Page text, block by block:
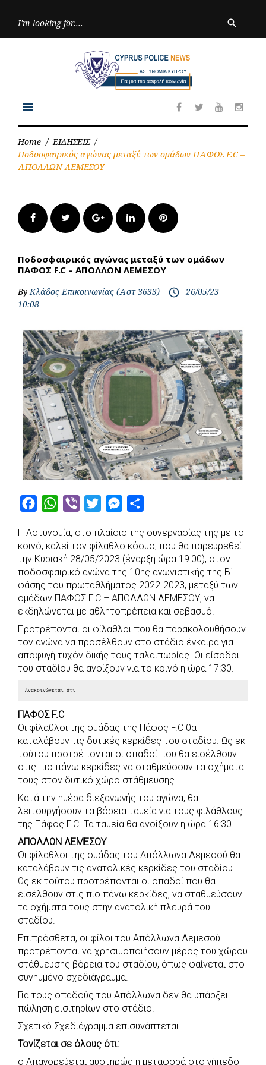
search
Facebook
TwitterYoutube
menu
Home / ΕΙΔΗΣΕΙΣ /
Ποδοσφαιρικός αγώνας μεταξύ των ομάδων ΠΑΦΟΣ F.C –
ΑΠΟΛΛΩΝ ΛΕΜΕΣΟΥ
FacebookTwitter Google+LinkedInPinterest
Ποδοσφαιρικός αγώνας μεταξύ των ομάδων
ΠΑΦΟΣ F.C – ΑΠΟΛΛΩΝ ΛΕΜΕΣΟΥ
ByΚλάδος Επικοινωνίας (Αστ 3633) access_time 26/05/23
10:08
c
e
b
o
o
k
W
a
t
s
A
p
b
e
i
t
t
e
s
s
e
n
g
e
r
a
r
e
Η Αστυνομία, στο πλαίσιο της συνεργασίας της με το
κοινό, καλεί τον φίλαθλο κόσμο, που θα παρευρεθεί
την Κυριακή 28/05/2023 (έναρξη ώρα 19:00), στον
ποδοσφαιρικό αγώνα της 10ης αγωνιστικής της Β΄
φάσης του πρωταθλήματος 2022-2023, μεταξύ των
ομάδων ΠΑΦΟΣ F.C – ΑΠΟΛΛΩΝ ΛΕΜΕΣΟΥ, να
εκδηλώνεται με αθλητοπρέπεια και σεβασμό.
Προτρέπονται οι φίλαθλοι που θα παρακολουθήσουν
τον αγώνα να προσέλθουν στο στάδιο έγκαιρα για
αποφυγή τυχόν δικής τους ταλαιπωρίας. Οι είσοδοι
του σταδίου θα ανοίξουν για το κοινό η ώρα 17:30.
Ανακοινώνεται ότι
ΠΑΦΟΣ F.C
Οι φίλαθλοι της ομάδας της Πάφος F.C θα
καταλάβουν τις δυτικές κερκίδες του σταδίου. Ως εκ
τούτου προτρέπονται οι οπαδοί που θα εισέλθουν
στις πιο πάνω κερκίδες να σταθμεύσουν τα οχήματα
τους στον δυτικό χώρο στάθμευσης.
Κατά την ημέρα διεξαγωγής του αγώνα, θα
λειτουργήσουν τα βόρεια ταμεία για τους φιλάθλους
της Πάφος F.C. Τα ταμεία θα ανοίξουν η ώρα 16:30.
ΑΠΟΛΛΩΝ ΛΕΜΕΣΟΥ
Οι φίλαθλοι της ομάδας του Απόλλωνα Λεμεσού θα
καταλάβουν τις ανατολικές κερκίδες του σταδίου.
Ως εκ τούτου προτρέπονται οι οπαδοί που θα
εισέλθουν στις πιο πάνω κερκίδες, να σταθμεύσουν
τα οχήματα τους στην ανατολική πλευρά του
σταδίου.
Επιπρόσθετα, οι φίλοι του Απόλλωνα Λεμεσού
προτρέπονται να χρησιμοποιήσουν μέρος του χώρου
στάθμευσης βόρεια του σταδίου, όπως φαίνεται στο
συνημμένο σχεδιάγραμμα.
Για τους οπαδούς του Απόλλωνα δεν θα υπάρξει
πώληση εισιτηρίων στο στάδιο.
Σχετικό Σχεδιάγραμμα επισυνάπτεται.
Τονίζεται σε όλους ότι:
o Απαγορεύεται αυστηρώς η μεταφορά στο γήπεδο